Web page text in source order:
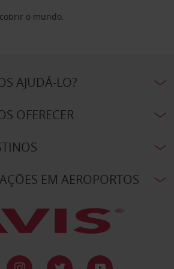
o mundo.
AJUDÁ-LO?
OFERECER
EM AEROPORTOS